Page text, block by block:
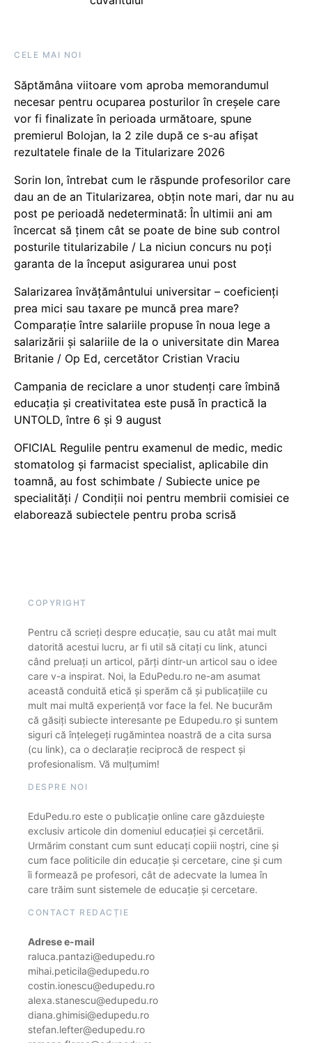
CELE MAI NOI
Săptămâna viitoare vom aproba memorandumul
necesar pentru ocuparea posturilor în creșele care
vor fi finalizate în perioada următoare, spune
premierul Bolojan, la 2 zile după ce s-au afișat
rezultatele finale de la Titularizare 2026
Sorin Ion, întrebat cum le răspunde profesorilor care
dau an de an Titularizarea, obțin note mari, dar nu au
post pe perioadă nedeterminată: În ultimii ani am
încercat să ținem cât se poate de bine sub control
posturile titularizabile / La niciun concurs nu poți
garanta de la început asigurarea unui post
Salarizarea învățământului universitar – coeficienți
prea mici sau taxare pe muncă prea mare?
Comparație între salariile propuse în noua lege a
salarizării și salariile de la o universitate din Marea
Britanie / Op Ed, cercetător Cristian Vraciu
Campania de reciclare a unor studenți care îmbină
educația și creativitatea este pusă în practică la
UNTOLD, între 6 și 9 august
OFICIAL Regulile pentru examenul de medic, medic
stomatolog și farmacist specialist, aplicabile din
toamnă, au fost schimbate / Subiecte unice pe
specialități / Condiții noi pentru membrii comisiei ce
elaborează subiectele pentru proba scrisă
COPYRIGHT
Pentru că scrieți despre educație, sau cu atât mai mult
datorită acestui lucru, ar fi util să citați cu link, atunci
când preluați un articol, părți dintr-un articol sau o idee
care v-a inspirat. Noi, la EduPedu.ro ne-am asumat
această conduită etică și sperăm că și publicațiile cu
mult mai multă experiență vor face la fel. Ne bucurăm
că găsiți subiecte interesante pe Edupedu.ro și suntem
siguri că înțelegeți rugămintea noastră de a cita sursa
(cu link), ca o declarație reciprocă de respect și
profesionalism. Vă mulțumim!
DESPRE NOI
EduPedu.ro este o publicație online care găzduiește
exclusiv articole din domeniul educației și cercetării.
Urmărim constant cum sunt educați copiii noștri, cine și
cum face politicile din educație și cercetare, cine și cum
îi formează pe profesori, cât de adecvate la lumea în
care trăim sunt sistemele de educație și cercetare.
CONTACT REDACȚIE
Adrese e-mail
raluca.pantazi@edupedu.ro
mihai.peticila@edupedu.ro
costin.ionescu@edupedu.ro
alexa.stanescu@edupedu.ro
diana.ghimisi@edupedu.ro
stefan.lefter@edupedu.ro